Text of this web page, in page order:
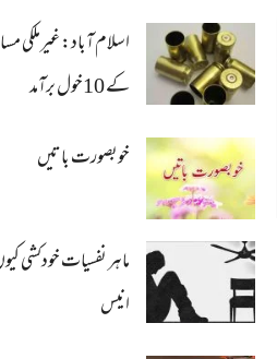
اسلام آباد: غیرملکی
کے 10خول برآمد
خوبصورت باتیں
ماہر نفسیات خودکشی
انیس